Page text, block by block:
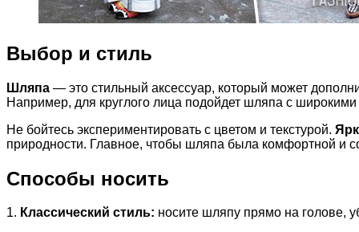
Выбор и стиль
Шляпа — это стильный аксессуар, который может
Например, для круглого лица подойдет шляпа с
Не бойтесь экспериментировать с цветом и текстурой.
природности. Главное, чтобы шляпа была комфортной и
Способы носить
1. Классический стиль: носите шляпу прямо на голове,